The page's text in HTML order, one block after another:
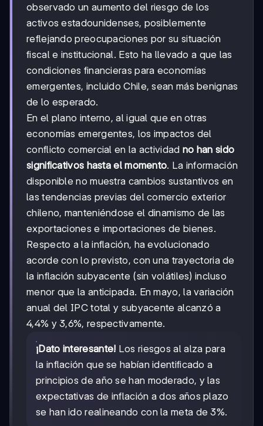
observado un aumento del riesgo de los
activos estadounidenses, posiblemente
reflejando preocupaciones por su situación
fiscal e institucional. Esto ha llevado a que las
condiciones financieras para economías
emergentes, incluido Chile, sean más benignas
de lo esperado.
En el plano interno, al igual que en otras
economías emergentes, los impactos del
conflicto comercial en la actividad no han sido
significativos hasta el momento. La información
disponible no muestra cambios sustantivos en
las tendencias previas del comercio exterior
chileno, manteniéndose el dinamismo de las
exportaciones e importaciones de bienes.
Respecto a la inflación, ha evolucionado
acorde con lo previsto, con una trayectoria de
la inflación subyacente (sin volátiles) incluso
menor que la anticipada. En mayo, la variación
anual del IPC total y subyacente alcanzó a
4,4% y 3,6%, respectivamente.
¡Dato interesante! Los riesgos al alza para
la inflación que se habían identificado a
principios de año se han moderado, y las
expectativas de inflación a dos años plazo
se han ido realineando con la meta de 3%.